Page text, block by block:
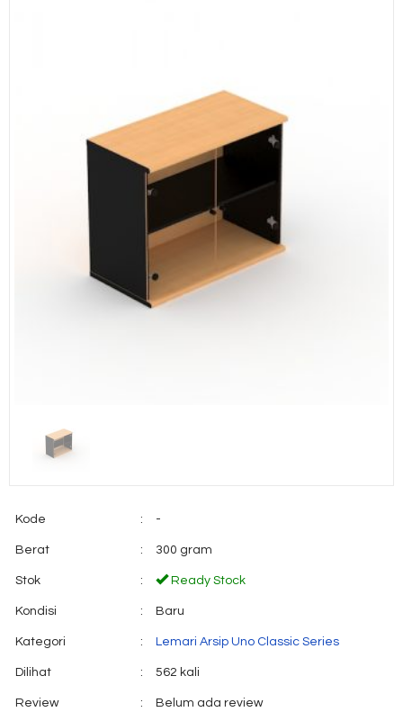
Kode : -
Berat : 300 gram
Stok : Ready Stock
Kondisi : Baru
Kategori : Lemari Arsip Uno Classic Series
Dilihat : 562 kali
Review : Belum ada review